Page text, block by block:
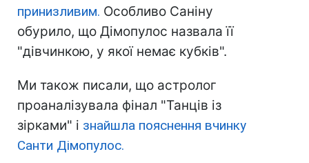
принизливим. Особливо Саніну
обурило, що Дімопулос назвала її
"дівчинкою, у якої немає кубків".
Ми також писали, що астролог
проаналізувала фінал "Танців із
зірками" і знайшла пояснення вчинку
Санти Дімопулос.